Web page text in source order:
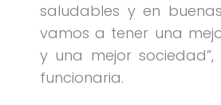
saludables y en
vamos a tener una
y una mejor
funcionaria.